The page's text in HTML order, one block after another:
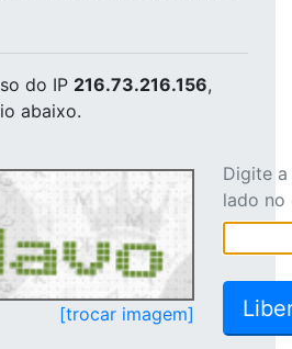
do IP 216.73.216.156,
abaixo.
[trocar imagem]
Digite
lado no